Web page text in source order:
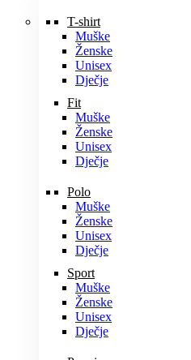
T-shirt
Muške
Ženske
Unisex
Dječje
Fit
Muške
Ženske
Unisex
Dječje
Polo
Muške
Ženske
Unisex
Dječje
Sport
Muške
Ženske
Unisex
Dječje